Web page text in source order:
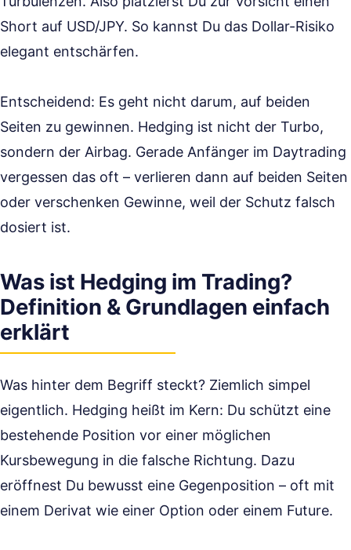
Short auf USD/JPY. So kannst Du das Dollar-Risiko
elegant entschärfen.
Entscheidend: Es geht nicht darum, auf beiden
Seiten zu gewinnen. Hedging ist nicht der Turbo,
sondern der Airbag. Gerade Anfänger im Daytrading
vergessen das oft – verlieren dann auf beiden Seiten
oder verschenken Gewinne, weil der Schutz falsch
dosiert ist.
Was ist Hedging im Trading?
Definition & Grundlagen einfach
erklärt
Was hinter dem Begriff steckt? Ziemlich simpel
eigentlich. Hedging heißt im Kern: Du schützt eine
bestehende Position vor einer möglichen
Kursbewegung in die falsche Richtung. Dazu
eröffnest Du bewusst eine Gegenposition – oft mit
einem Derivat wie einer Option oder einem Future.